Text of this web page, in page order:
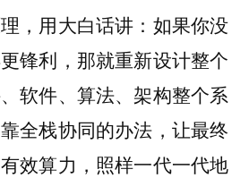
，用大白话讲：如果你没
锋利，那就重新设计整个
软件、算法、架构整个系
全栈协同的办法，让最终
效算力，照样一代一代地